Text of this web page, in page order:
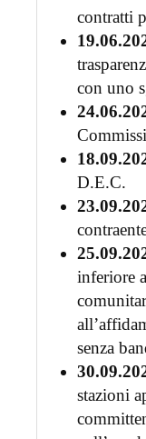
contratti
con uno
D.E.C.
inferiore
senza
stazioni